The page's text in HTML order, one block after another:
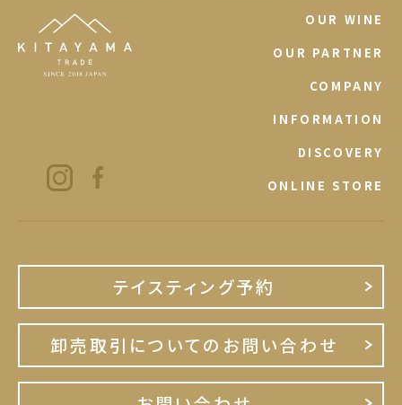
OUR WINE
OUR PARTNER
COMPANY
INFORMATION
DISCOVERY
ONLINE STORE
テイスティング予約
卸売取引についてのお問い合わせ